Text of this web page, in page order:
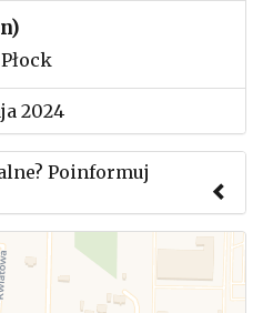
2024
Poinformuj
przesłać informację o
mityngu.